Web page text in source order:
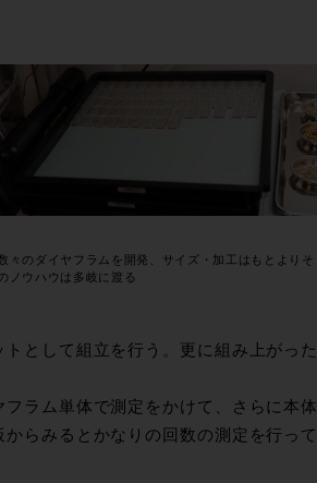
々のダイヤフラムを開発、サイズ・加工はもとよりそ
ノウハウは多岐に渡る
として組立を行う。更に組み上がった
ラム単体で測定をかけて、さらに本体
らみるとかなりの回数の測定を行って